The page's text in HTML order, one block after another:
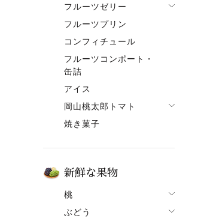
フルーツゼリー
フルーツゼリー一覧
果肉入りタイプ
ピューレタイプ
フルーツプリン
コンフィチュール
フルーツコンポート・
缶詰
アイス
岡山桃太郎トマト
でざあととまと
焼き菓子
新鮮な果物
桃
桃一覧
ぶどう